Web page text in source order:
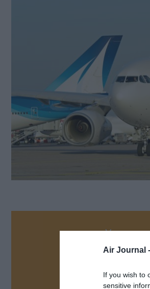
Air Journal -
If you wish to
sensitive
Vous